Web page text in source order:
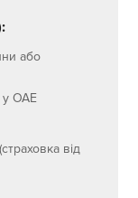
або
у ОАЕ
від